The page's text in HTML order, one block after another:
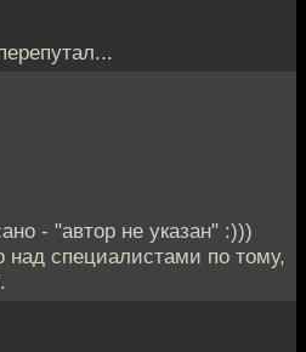
- "автор не указан" :)))
над специалистами по тому,